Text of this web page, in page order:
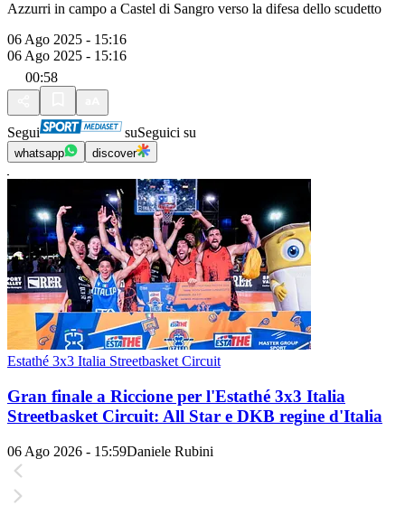
Azzurri in campo a Castel di Sangro verso la difesa dello scudetto
06 Ago 2025 - 15:16
06 Ago 2025 - 15:16
00:58
Segui suSeguici su
whatsapp discover
Estathé 3x3 Italia Streetbasket Circuit
Gran finale a Riccione per l'Estathé 3x3 Italia
Streetbasket Circuit: All Star e DKB regine d'Italia
06 Ago 2026 - 15:59Daniele Rubini